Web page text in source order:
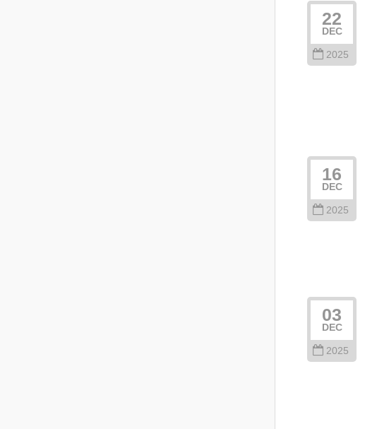
22
DEC
2025
16
DEC
2025
03
DEC
2025